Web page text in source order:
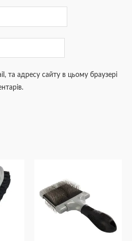
та адресу сайту в цьому браузері